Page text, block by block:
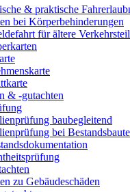
& praktische
bei Körperbehinderungen
für ältere
& -gutachten
baubegleitend
bei
zu Gebäudeschäden